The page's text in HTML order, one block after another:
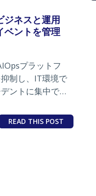
ネスと運用
ベントを管理
プラットフ
制し、IT環境で
ントに集中でき
READ THIS POST